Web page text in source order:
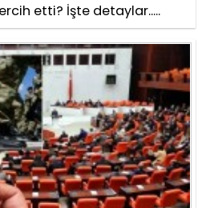
etti? İşte detaylar.....